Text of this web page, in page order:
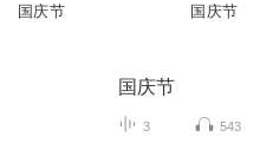
国庆节 国庆节
国庆节
3 543